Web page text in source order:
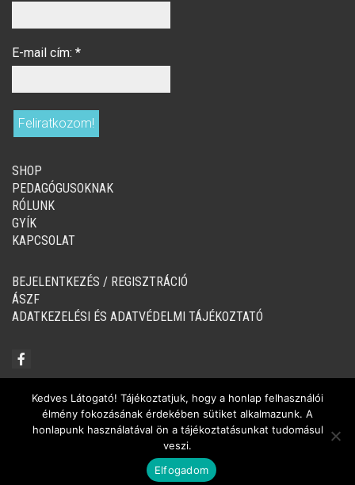
E-mail cím: *
SHOP
PEDAGÓGUSOKNAK
RÓLUNK
GYÍK
KAPCSOLAT
BEJELENTKEZÉS / REGISZTRÁCIÓ
ÁSZF
ADATKEZELÉSI ÉS ADATVÉDELMI TÁJÉKOZTATÓ
© Copyright 2020-2024, Tintató Kiadó
Kedves Látogató! Tájékoztatjuk, hogy a honlap felhasználói
élmény fokozásának érdekében sütiket alkalmazunk. A
honlapunk használatával ön a tájékoztatásunkat tudomásul
veszi.
Elfogadom